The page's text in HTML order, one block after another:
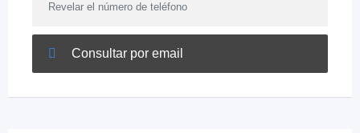
Revelar el número de teléfono
Consultar por email